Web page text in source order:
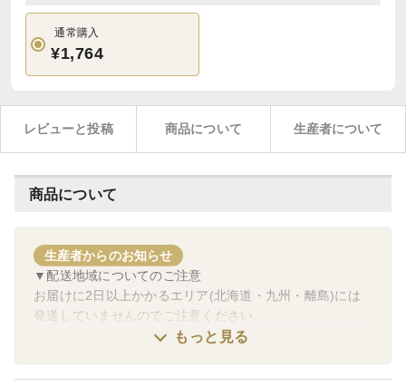
通常購入
¥1,764
レビューと投稿 商品について 生産者について
商品について
生産者からのお知らせ
▼配送地域についてのご注意
お届けに2日以上かかるエリア(北海道・九州・離島)には
発送していませんのでご注意ください。
▼最短発送日について
もっと見る